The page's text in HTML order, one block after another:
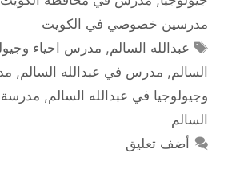
مدرسين خصوصي في الكويت
الوسوم
عبدالله السالم, مدرس احياء
السالم, مدرس في عبدالله السالم,
وجيولوجيا في عبدالله السالم, مدرسة
السالم
أضف تعليق